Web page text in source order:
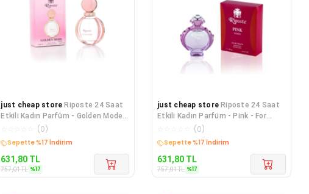
just cheap store Riposte 24 Saat
Etkili Kadın Parfüm - Golden Mode -
For Women 85
(0)
Sepette %17 İndirim
631,80 TL
757,01TL %17
just cheap store Riposte 24 Saat
Etkili Kadın Parfüm - Pink - For
Women 100 Ml
(0)
Sepette %17 İndirim
631,80 TL
757,01TL %17